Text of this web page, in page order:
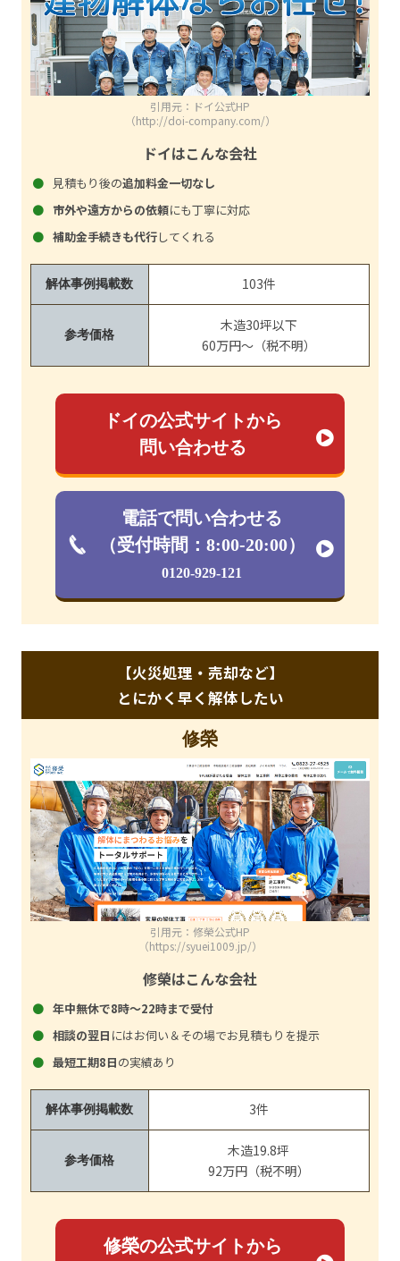
引用元：ドイ公式HP
（http://doi-company.com/）
ドイはこんな会社
見積もり後の追加料金一切なし
市外や遠方からの依頼にも丁寧に対応
補助金手続きも代行してくれる
解体事例掲載数 103件
参考価格
木造30坪以下
60万円～（税不明）
ドイの公式サイトから
問い合わせる
電話で問い合わせる
（受付時間：8:00-20:00）
0120-929-121
【火災処理・売却など】
とにかく早く解体したい
修榮
引用元：修榮公式HP
（https://syuei1009.jp/）
修榮はこんな会社
年中無休で8時～22時まで受付
相談の翌日 にはお伺い＆その場でお見積もりを提示
最短工期8日の実績あり
解体事例掲載数 3件
参考価格
木造19.8坪
92万円（税不明）
修榮の公式サイトから